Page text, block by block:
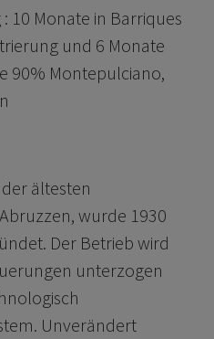
10 Monate in Barriques
und 6 Monate
90% Montepulciano,
ältesten
wurde 1930
Der Betrieb wird
unterzogen
Unverändert